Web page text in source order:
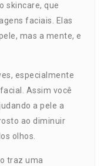
skincare, que
faciais. Elas
mas a mente, e
especialmente
Assim você
a pele a
ao diminuir
olhos.
traz uma